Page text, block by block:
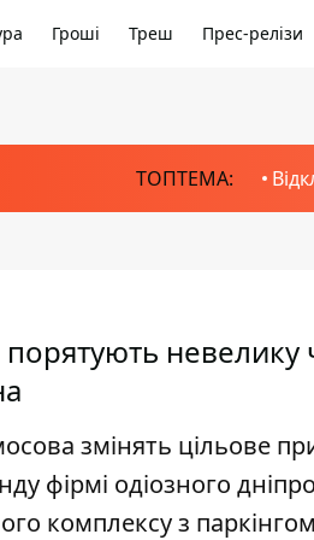
Гроші Треш Прес-релізи
ТОПТЕМА:
невелику
змінять цільове
фірмі одіозного
комплексу з